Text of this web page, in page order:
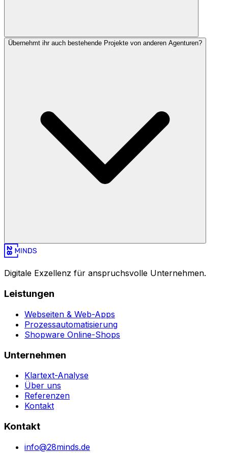
Übernehmt ihr auch bestehende Projekte von anderen Agenturen?
Digitale Exzellenz für anspruchsvolle Unternehmen.
Leistungen
Webseiten & Web-Apps
Prozessautomatisierung
Shopware Online-Shops
Unternehmen
Klartext-Analyse
Über uns
Referenzen
Kontakt
Kontakt
info@28minds.de